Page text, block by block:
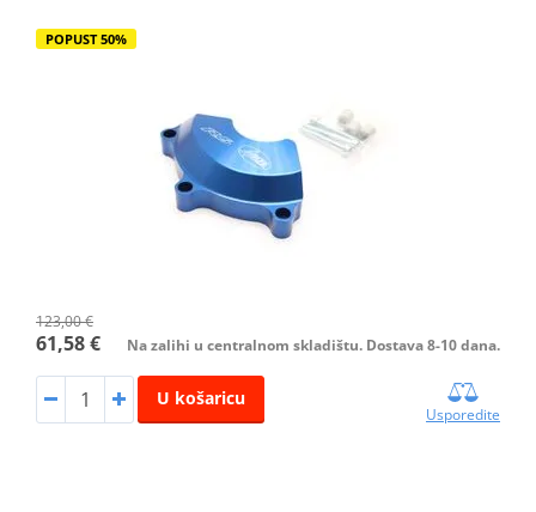
POPUST 50%
123,00 €
61,58 € Na zalihi u centralnom skladištu. Dostava 8-10 dana.
U košaricu
Usporedite